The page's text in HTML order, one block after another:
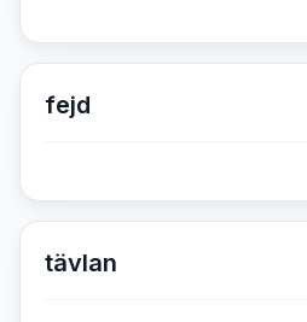
fejd
tävlan